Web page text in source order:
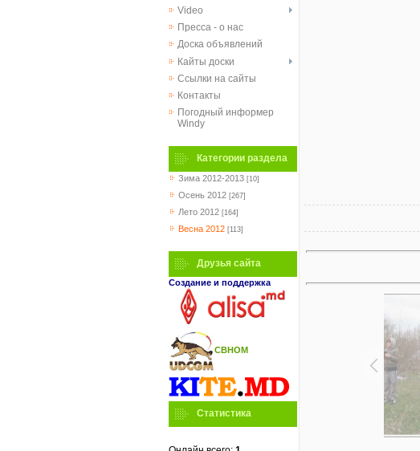
Video
Пресса - о нас
Доска объявлений
Кайты доски
Ссылки на сайты
Контакты
Погодный информер
Windy
Категории раздела
Зима 2012-2013 [10]
Осень 2012 [267]
Лето 2012 [164]
Весна 2012 [113]
Друзья сайта
Создание и поддержка
СВНОМ
Статистика